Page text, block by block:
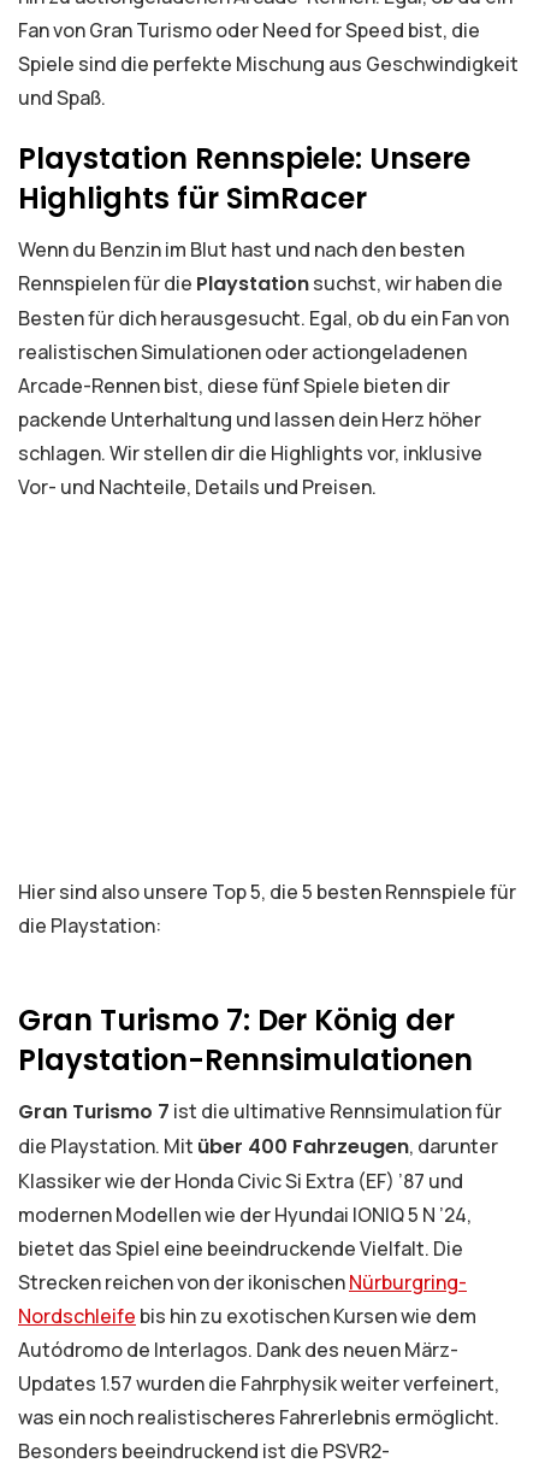
Fan von Gran Turismo oder Need for Speed bist, die
Spiele sind die perfekte Mischung aus Geschwindigkeit
und Spaß.
Playstation Rennspiele: Unsere
Highlights für SimRacer
Wenn du Benzin im Blut hast und nach den besten
Rennspielen für die Playstationsuchst, wir haben die
Besten für dich herausgesucht. Egal, ob du ein Fan von
realistischen Simulationen oder actiongeladenen
Arcade-Rennen bist, diese fünf Spiele bieten dir
packende Unterhaltung und lassen dein Herz höher
schlagen. Wir stellen dir die Highlights vor, inklusive
Vor- und Nachteile, Details und Preisen.
Hier sind also unsere Top 5, die 5 besten Rennspiele für
die Playstation:
Gran Turismo 7: Der König der
Playstation-Rennsimulationen
Gran Turismo 7 ist die ultimative Rennsimulation für
die Playstation. Mit über 400 Fahrzeugen, darunter
Klassiker wie der Honda Civic Si Extra (EF) ’87 und
modernen Modellen wie der Hyundai IONIQ 5 N ’24,
bietet das Spiel eine beeindruckende Vielfalt. Die
Strecken reichen von der ikonischenNürburgring-
Nordschleife bis hin zu exotischen Kursen wie dem
Autódromo de Interlagos. Dank des neuen März-
Updates 1.57 wurden die Fahrphysik weiter verfeinert,
was ein noch realistischeres Fahrerlebnis ermöglicht.
Besonders beeindruckend ist die PSVR2-